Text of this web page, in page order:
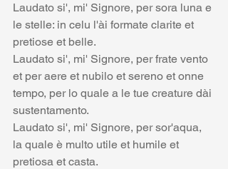
Laudato si', mi' Signore, per sora luna e
le stelle: in celu l'ài formate clarite et
pretiose et belle.
Laudato si', mi' Signore, per frate vento
et per aere et nubilo et sereno et onne
tempo, per lo quale a le tue creature dài
sustentamento.
Laudato si', mi' Signore, per sor'aqua,
la quale è multo utile et humile et
pretiosa et casta.